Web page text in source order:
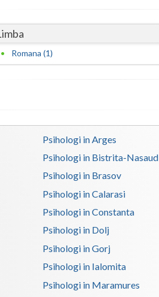
Salaj
Timis
Tulcea
Valcea
Vaslui
Romana (1)
Psihologi in Arges
Psihologi in Bistrita-Nasaud
Psihologi in Brasov
Psihologi in Calarasi
Psihologi in Constanta
Psihologi in Dolj
Psihologi in Gorj
Psihologi in Ialomita
Psihologi in Maramures